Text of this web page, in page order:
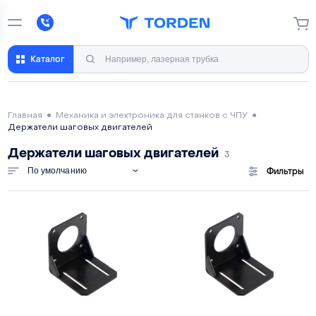
Каталог
Главная ● Механика и электроника для станков с ЧПУ●
Держатели шаговых двигателей
Держатели шаговых двигателей 3
По умолчанию Фильтры